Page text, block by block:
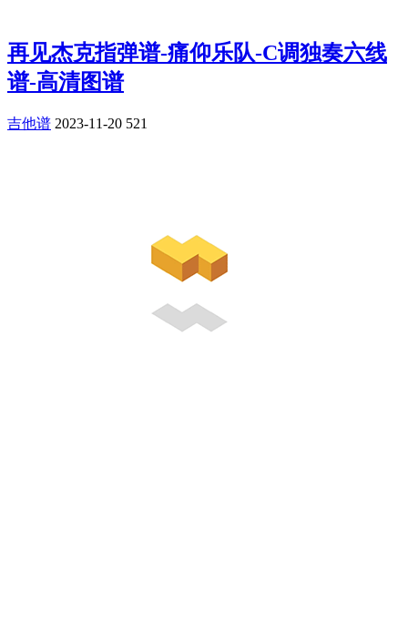
再见杰克指弹谱-痛仰乐队-C调独奏六线
谱-高清图谱
吉他谱 2023-11-20 521